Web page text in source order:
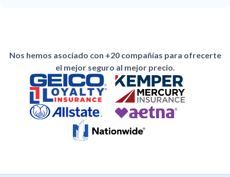
Nos hemos asociado con +20 compañías para ofrecerte
el mejor seguro al mejor precio.